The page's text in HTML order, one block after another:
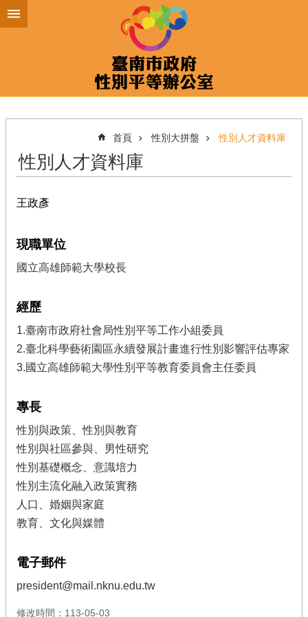
跳到主要內容區塊
首頁 性別大拼盤 性別人才資料庫
性別人才資料庫
王政彥
現職單位
國立高雄師範大學校長
經歷
1.臺南市政府社會局性別平等工作小組委員
2.臺北科學藝術園區永續發展計畫進行性別影響評估專家
3.國立高雄師範大學性別平等教育委員會主任委員
專長
性別與政策、性別與教育
性別與社區參與、男性研究
性別基礎概念、意識培力
性別主流化融入政策實務
人口、婚姻與家庭
教育、文化與媒體
電子郵件
president@mail.nknu.edu.tw
修改時間：113-05-03